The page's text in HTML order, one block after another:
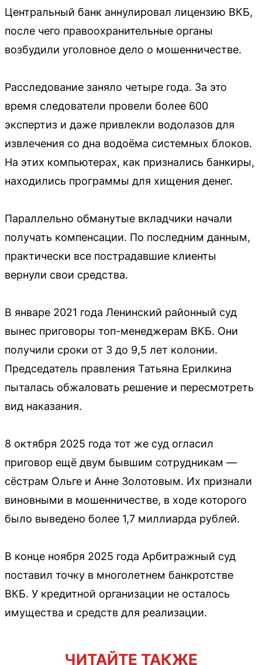
Центральный банк аннулировал лицензию ВКБ,
после чего правоохранительные органы
возбудили уголовное дело о мошенничестве.
Расследование заняло четыре года. За это
время следователи провели более 600
экспертиз и даже привлекли водолазов для
извлечения со дна водоёма системных блоков.
На этих компьютерах, как признались банкиры,
находились программы для хищения денег.
Параллельно обманутые вкладчики начали
получать компенсации. По последним данным,
практически все пострадавшие клиенты
вернули свои средства.
В январе 2021 года Ленинский районный суд
вынес приговоры топ-менеджерам ВКБ. Они
получили сроки от 3 до 9,5 лет колонии.
Председатель правления Татьяна Ерилкина
пыталась обжаловать решение и пересмотреть
вид наказания.
8 октября 2025 года тот же суд огласил
приговор ещё двум бывшим сотрудникам —
сёстрам Ольге и Анне Золотовым. Их признали
виновными в мошенничестве, в ходе которого
было выведено более 1,7 миллиарда рублей.
В конце ноября 2025 года Арбитражный суд
поставил точку в многолетнем банкротстве
ВКБ. У кредитной организации не осталось
имущества и средств для реализации.
ЧИТАЙТЕ ТАКЖЕ